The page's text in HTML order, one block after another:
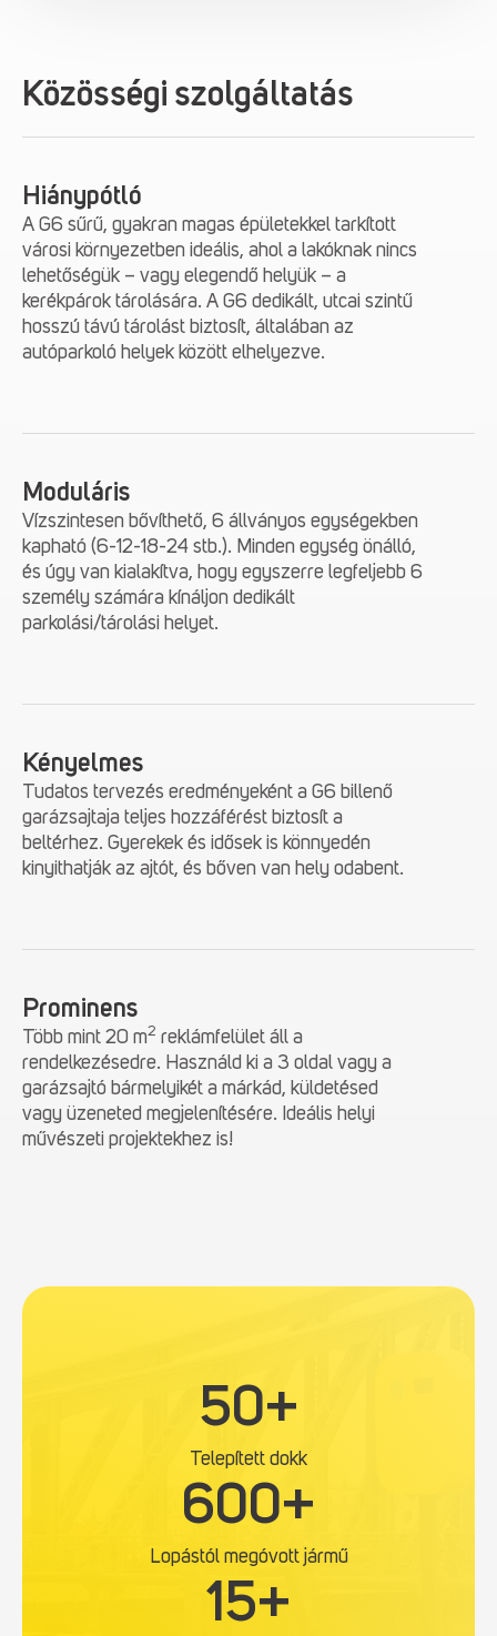
Közösségi szolgáltatás
Hiánypótló
A G6 sűrű, gyakran magas épületekkel tarkított
városi környezetben ideális, ahol a lakóknak nincs
lehetőségük – vagy elegendő helyük – a
kerékpárok tárolására. A G6 dedikált, utcai szintű
hosszú távú tárolást biztosít, általában az
autóparkoló helyek között elhelyezve.
Moduláris
Vízszintesen bővíthető, 6 állványos egységekben
kapható (6-12-18-24 stb.). Minden egység önálló,
és úgy van kialakítva, hogy egyszerre legfeljebb 6
személy számára kínáljon dedikált
parkolási/tárolási helyet.
Kényelmes
Tudatos tervezés eredményeként a G6 billenő
garázsajtaja teljes hozzáférést biztosít a
beltérhez. Gyerekek és idősek is könnyedén
kinyithatják az ajtót, és bőven van hely odabent.
Prominens
Több mint 20 m2 reklámfelület áll a
rendelkezésedre. Használd ki a 3 oldal vagy a
garázsajtó bármelyikét a márkád, küldetésed
vagy üzeneted megjelenítésére. Ideális helyi
művészeti projektekhez is!
50+
Telepített dokk
+
600+
Lopástól megóvott jármű
15+